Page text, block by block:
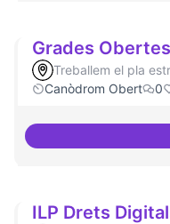
Grades Obertes
Treballem el pla
Canòdrom Obert
0
ILP Drets